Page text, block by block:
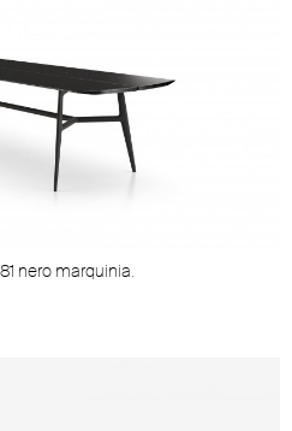
nero marquinia.